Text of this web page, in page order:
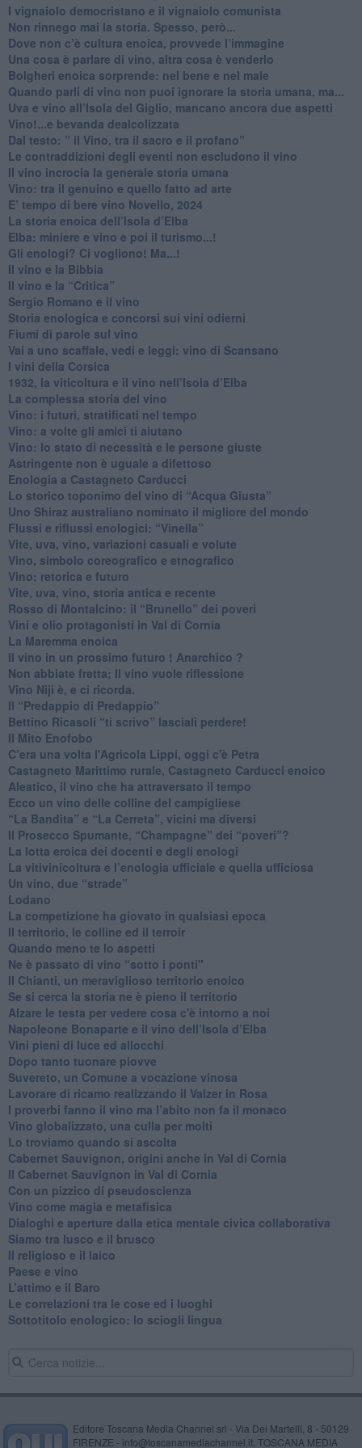
​I vignaiolo democristano e il vignaiolo comunista
​Non rinnego mai la storia. Spesso, però...
​Dove non c’è cultura enoica, provvede l’immagine
​Una cosa è parlare di vino, altra cosa è venderlo
Bolgheri enoica sorprende: nel bene e nel male
​Quando parli di vino non puoi ignorare la storia umana, ma...
Uva e vino all’Isola del Giglio, mancano ancora due aspetti
​Vino!...e bevanda dealcolizzata
​Dal testo: ” il Vino, tra il sacro e il profano”
Le contraddizioni degli eventi non escludono il vino
​Il vino incrocia la generale storia umana
Vino: tra il genuino e quello fatto ad arte
E’ tempo di bere vino Novello, 2024
La storia enoica dell’Isola d’Elba
Elba: miniere e vino e poi il turismo...!
​Gli enologi? Ci vogliono! Ma...!
​Il vino e la Bibbia
​Il vino e la “Critica”
Sergio Romano e il vino
​Storia enologica e concorsi sui vini odierni
Fiumi di parole sul vino
​Vai a uno scaffale, vedi e leggi: vino di Scansano
​I vini della Corsica
​1932, la viticoltura e il vino nell’Isola d’Elba
​La complessa storia del vino
​Vino: i futuri, stratificati nel tempo
Vino: a volte gli amici ti aiutano
Vino: lo stato di necessità e le persone giuste
​Astringente non è uguale a difettoso
Enologia a Castagneto Carducci
Lo storico toponimo del vino di “Acqua Giusta”
Uno Shiraz australiano nominato il migliore del mondo
​Flussi e riflussi enologici: “Vinella”
Vite, uva, vino, variazioni casuali e volute
Vino, simbolo coreografico e etnografico
​Vino: retorica e futuro
​Vite, uva, vino, storia antica e recente
​Rosso di Montalcino: il “Brunello” dei poveri
Vini e olio protagonisti in Val di Cornia
​La Maremma enoica
Il vino in un prossimo futuro ! Anarchico ?
​Non abbiate fretta; Il vino vuole riflessione
​Vino Niji è, e ci ricorda.
Il “Predappio di Predappio”
Bettino Ricasoli “ti scrivo” lasciali perdere!
Il Mito Enofobo
​C’era una volta l'Agricola Lippi, oggi c'è Petra
​Castagneto Marittimo rurale, Castagneto Carducci enoico
Aleatico, il vino che ha attraversato il tempo
Ecco un vino delle colline del campigliese
“La Bandita” e “La Cerreta”, vicini ma diversi
​Il Prosecco Spumante, “Champagne” dei “poveri”?
​La lotta eroica dei docenti e degli enologi
​La vitivinicoltura e l’enologia ufficiale e quella ufficiosa
​Un vino, due “strade”
Lodano
​La competizione ha giovato in qualsiasi epoca
Il territorio, le colline ed il terroir
Quando meno te lo aspetti
​Ne è passato di vino “sotto i ponti"
​Il Chianti, un meraviglioso territorio enoico
​Se si cerca la storia ne è pieno il territorio
Alzare le testa per vedere cosa c'è intorno a noi
​Napoleone Bonaparte e il vino dell’Isola d’Elba
Vini pieni di luce ed allocchi
Dopo tanto tuonare piovve
Suvereto, un Comune a vocazione vinosa
Lavorare di ricamo realizzando il Valzer in Rosa
​I proverbi fanno il vino ma l’abito non fa il monaco
Vino globalizzato, una culla per molti
Lo troviamo quando si ascolta
Cabernet Sauvignon, origini anche in Val di Cornia
Il Cabernet Sauvignon in Val di Cornia
Con un pizzico di pseudoscienza
​Vino come magia e metafisica
Dialoghi e aperture dalla etica mentale civica collaborativa
Siamo tra lusco e il brusco
Il religioso e il laico
​Paese e vino
L’attimo e il Baro
Le correlazioni tra le cose ed i luoghi
​Sottotitolo enologico: lo sciogli lingua
Editore Toscana Media Channel srl - Via Dei Martelli, 8 - 50129
FIRENZE - info@toscanamediachannel.it. TOSCANA MEDIA